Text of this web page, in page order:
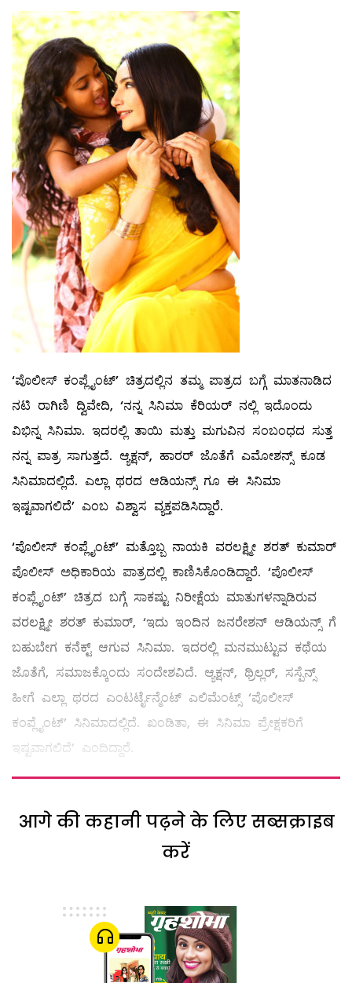
‘ಪೊಲೀಸ್ ಕಂಪ್ಲೈಂಟ್’ ಚಿತ್ರದಲ್ಲಿನ ತಮ್ಮ ಪಾತ್ರದ ಬಗ್ಗೆ ಮಾತನಾಡಿದ
ನಟಿ ರಾಗಿಣಿ ದ್ವಿವೇದಿ, ‘ನನ್ನ ಸಿನಿಮಾ ಕೆರಿಯರ್ ನಲ್ಲಿ ಇದೊಂದು
ವಿಭಿನ್ನ ಸಿನಿಮಾ. ಇದರಲ್ಲಿ ತಾಯಿ ಮತ್ತು ಮಗುವಿನ ಸಂಬಂಧದ ಸುತ್ತ
ನನ್ನ ಪಾತ್ರ ಸಾಗುತ್ತದೆ. ಆ್ಯಕ್ಷನ್, ಹಾರರ್ ಜೊತೆಗೆ ಎಮೋಶನ್ಸ್ ಕೂಡ
ಸಿನಿಮಾದಲ್ಲಿದೆ. ಎಲ್ಲಾ ಥರದ ಆಡಿಯನ್ಸ್ ಗೂ ಈ ಸಿನಿಮಾ
ಇಷ್ಟವಾಗಲಿದೆ’ ಎಂಬ ವಿಶ್ವಾಸ ವ್ಯಕ್ತಪಡಿಸಿದ್ದಾರೆ.
‘ಪೊಲೀಸ್ ಕಂಪ್ಲೈಂಟ್’ ಮತ್ತೊಬ್ಬ ನಾಯಕಿ ವರಲಕ್ಷ್ಮೀ ಶರತ್ ಕುಮಾರ್
ಪೊಲೀಸ್ ಅಧಿಕಾರಿಯ ಪಾತ್ರದಲ್ಲಿ ಕಾಣಿಸಿಕೊಂಡಿದ್ದಾರೆ. ‘ಪೊಲೀಸ್
ಕಂಪ್ಲೈಂಟ್’ ಚಿತ್ರದ ಬಗ್ಗೆ ಸಾಕಷ್ಟು ನಿರೀಕ್ಷೆಯ ಮಾತುಗಳನ್ನಾಡಿರುವ
ವರಲಕ್ಷ್ಮೀ ಶರತ್ ಕುಮಾರ್, ‘ಇದು ಇಂದಿನ ಜನರೇಶನ್ ಆಡಿಯನ್ಸ್ ಗೆ
ಬಹುಬೇಗ ಕನೆಕ್ಟ್ ಆಗುವ ಸಿನಿಮಾ. ಇದರಲ್ಲಿ ಮನಮುಟ್ಟುವ ಕಥೆಯ
ಜೊತೆಗೆ, ಸಮಾಜಕ್ಕೊಂದು ಸಂದೇಶವಿದೆ. ಆ್ಯಕ್ಷನ್, ಥ್ರಿಲ್ಲರ್, ಸಸ್ಪೆನ್ಸ್
ಹೀಗೆ ಎಲ್ಲಾ ಥರದ ಎಂಟರ್ಟೈನ್ಮೆಂಟ್ ಎಲಿಮೆಂಟ್ಸ್ ‘ಪೊಲೀಸ್
ಕಂಪ್ಲೈಂಟ್’ ಸಿನಿಮಾದಲ್ಲಿದೆ. ಖಂಡಿತಾ, ಈ ಸಿನಿಮಾ ಪ್ರೇಕ್ಷಕರಿಗೆ
ಇಷ್ಟವಾಗಲಿದೆ’ ಎಂದಿದ್ದಾರೆ.
आगे की कहानी पढ़ने के लिए सब्सक्राइब
करें